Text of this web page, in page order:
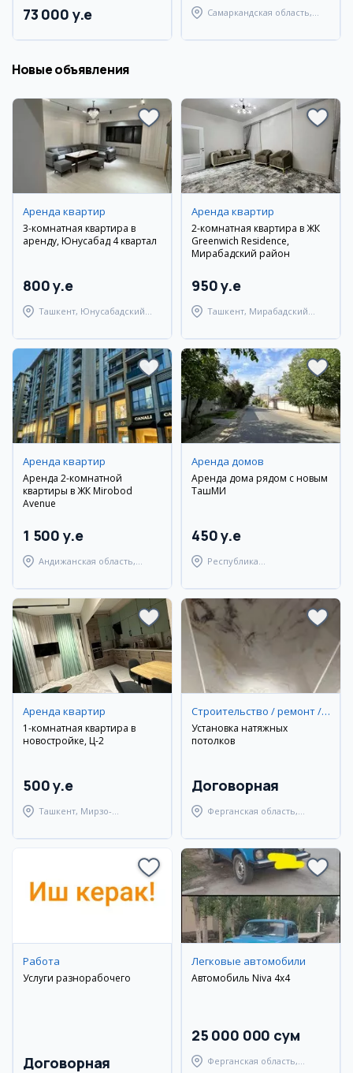
73 000 y.e
Самаркандская область,
Новые объявления
Аренда квартир
3-комнатная квартира в
аренду, Юнусабад 4 квартал
800 y.e
Ташкент, Юнусабадский
Аренда квартир
2-комнатная квартира в ЖК
Greenwich Residence,
Мирабадский район
950 y.e
Ташкент, Мирабадский
Аренда квартир
Аренда 2-комнатной
квартиры в ЖК Mirobod
Avenue
1 500 y.e
Андижанская область,
Аренда домов
Аренда дома рядом с новым
ТашМИ
450 y.e
Республика
Берунийский район
Аренда квартир
1-комнатная квартира в
новостройке, Ц-2
500 y.e
Ташкент, Мирзо-
Строительство / ремонт / уборка
Установка натяжных
потолков
Договорная
Ферганская область,
Работа
Услуги разнорабочего
Договорная
Легковые автомобили
Автомобиль Niva 4x4
25 000 000 сум
Ферганская область,